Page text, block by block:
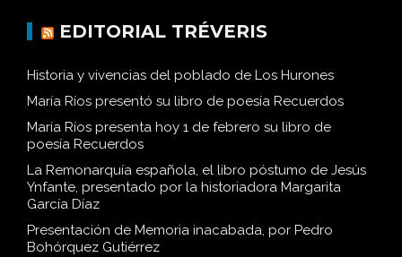
EDITORIAL TRÉVERIS
Historia y vivencias del poblado de Los Hurones
María Ríos presentó su libro de poesía Recuerdos
María Ríos presenta hoy 1 de febrero su libro de
poesía Recuerdos
La Remonarquía española, el libro póstumo de Jesús
Ynfante, presentado por la historiadora Margarita
García Díaz
Presentación de Memoria inacabada, por Pedro
Bohórquez Gutiérrez